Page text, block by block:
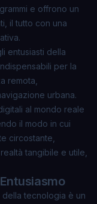
e offrono un
il tutto con una
entusiasti della
per la
remota,
urbana.
al mondo reale
il modo in cui
circostante,
tangibile e utile,
tecnologia è un